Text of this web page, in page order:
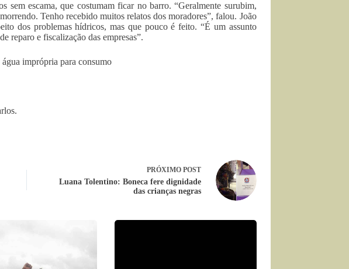
sem escama, que costumam ficar no barro. “Geralmente surubim,
Tenho recebido muitos relatos dos moradores”, falou. João
dos problemas hídricos, mas que pouco é feito. “É um assunto
reparo e fiscalização das empresas”.
imprópria para consumo
PRÓXIMO POST
Luana Tolentino: Boneca fere dignidade
das crianças negras